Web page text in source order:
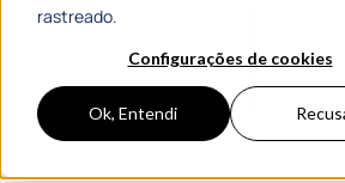
rastreado.
Configurações de cookies
Ok, Entendi
+500
serviços online
disponibilizados para a
população
mês